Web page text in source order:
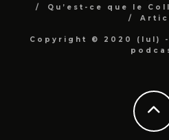
Qu’est-ce que le
Copyright © 2020 (lul)